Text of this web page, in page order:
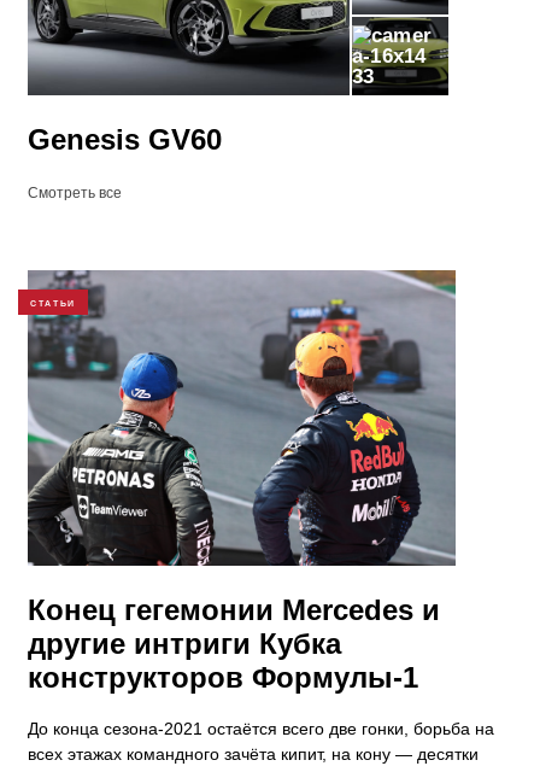
33
Genesis GV60
Смотреть все
СТАТЬИ
Конец гегемонии Mercedes и
другие интриги Кубка
конструкторов Формулы-1
До конца сезона-2021 остаётся всего две гонки, борьба на
всех этажах командного зачёта кипит, на кону — десятки